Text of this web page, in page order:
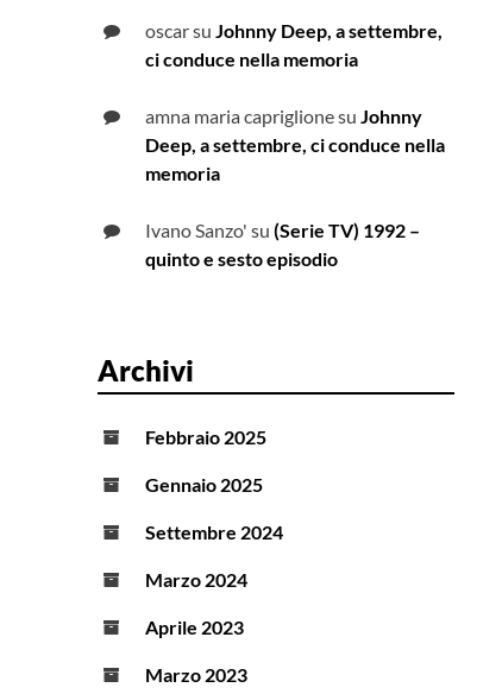
oscarsu Johnny Deep, a settembre,
ci conduce nella memoria
amna maria capriglionesu Johnny
Deep, a settembre, ci conduce nella
memoria
Ivano Sanzo' su (Serie TV) 1992 –
quinto e sesto episodio
Archivi
Febbraio 2025
Gennaio 2025
Settembre 2024
Marzo 2024
Aprile 2023
Marzo 2023